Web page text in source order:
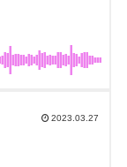
2023.03.27